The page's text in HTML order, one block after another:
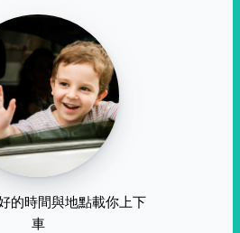
的時間與地點載你上下
車